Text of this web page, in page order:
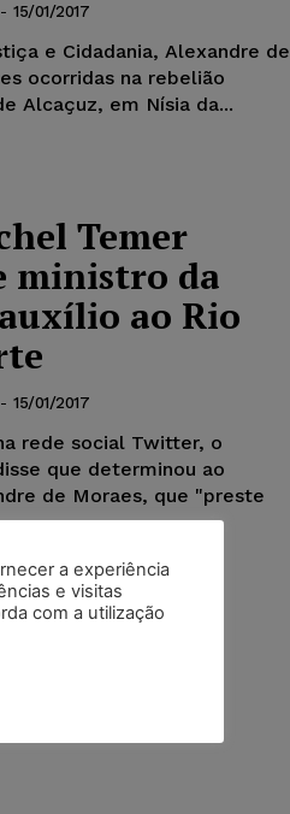
- 15/01/2017
e Cidadania, Alexandre de
ocorridas na rebelião
Alcaçuz, em Nísia da...
Temer
ministro da
ao Rio
- 15/01/2017
rede social Twitter, o
que determinou ao
de Moraes, que "preste
a experiência
e visitas
com a utilização